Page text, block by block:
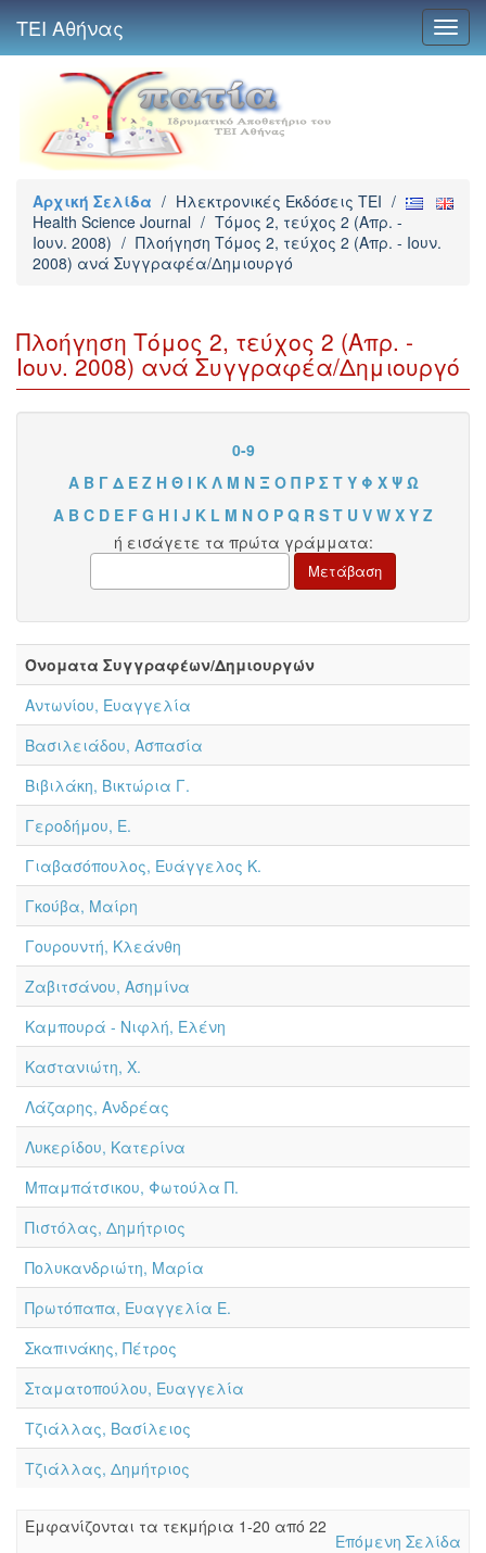
ΤΕΙ Αθήνας
Αρχική Σελίδα / Ηλεκτρονικές Εκδόσεις TEI /
Health Science Journal / Τόμος 2, τεύχος 2 (Απρ. -
Ιουν. 2008) / Πλοήγηση Τόμος 2, τεύχος 2 (Απρ. - Ιουν.
2008) ανά Συγγραφέα/Δημιουργό
Πλοήγηση Τόμος 2, τεύχος 2 (Απρ. -
Ιουν. 2008) ανά Συγγραφέα/Δημιουργό
0-9
Α Β Γ Δ Ε Ζ Η Θ Ι Κ Λ Μ Ν Ξ Ο Π Ρ Σ Τ Υ Φ Χ Ψ Ω
A B C D E F G H I J K L M N O P Q R S T U V W X Y Z
ή εισάγετε τα πρώτα γράμματα:
Όνοματα Συγγραφέων/Δημιουργών
Αντωνίου, Ευαγγελία
Βασιλειάδου, Ασπασία
Βιβιλάκη, Βικτώρια Γ.
Γεροδήμου, Ε.
Γιαβασόπουλος, Ευάγγελος Κ.
Γκούβα, Μαίρη
Γουρουντή, Κλεάνθη
Ζαβιτσάνου, Ασημίνα
Καμπουρά - Νιφλή, Ελένη
Καστανιώτη, Χ.
Λάζαρης, Ανδρέας
Λυκερίδου, Κατερίνα
Μπαμπάτσικου, Φωτούλα Π.
Πιστόλας, Δημήτριος
Πολυκανδριώτη, Μαρία
Πρωτόπαπα, Ευαγγελία Ε.
Σκαπινάκης, Πέτρος
Σταματοπούλου, Ευαγγελία
Τζιάλλας, Βασίλειος
Τζιάλλας, Δημήτριος
Eμφανίζονται τα τεκμήρια 1-20 από 22
Επόμενη Σελίδα